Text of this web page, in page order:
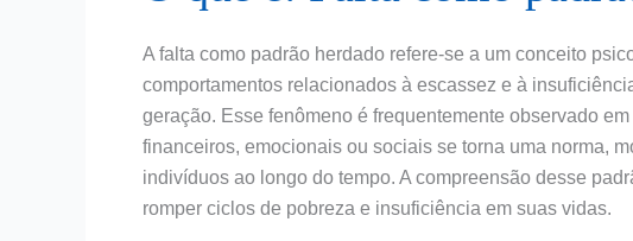
A falta como padrão herdado refere-se a um conceito
comportamentos relacionados à escassez e à
geração. Esse fenômeno é frequentemente observado
financeiros, emocionais ou sociais se torna uma norma,
indivíduos ao longo do tempo. A compreensão desse
romper ciclos de pobreza e insuficiência em suas vidas.